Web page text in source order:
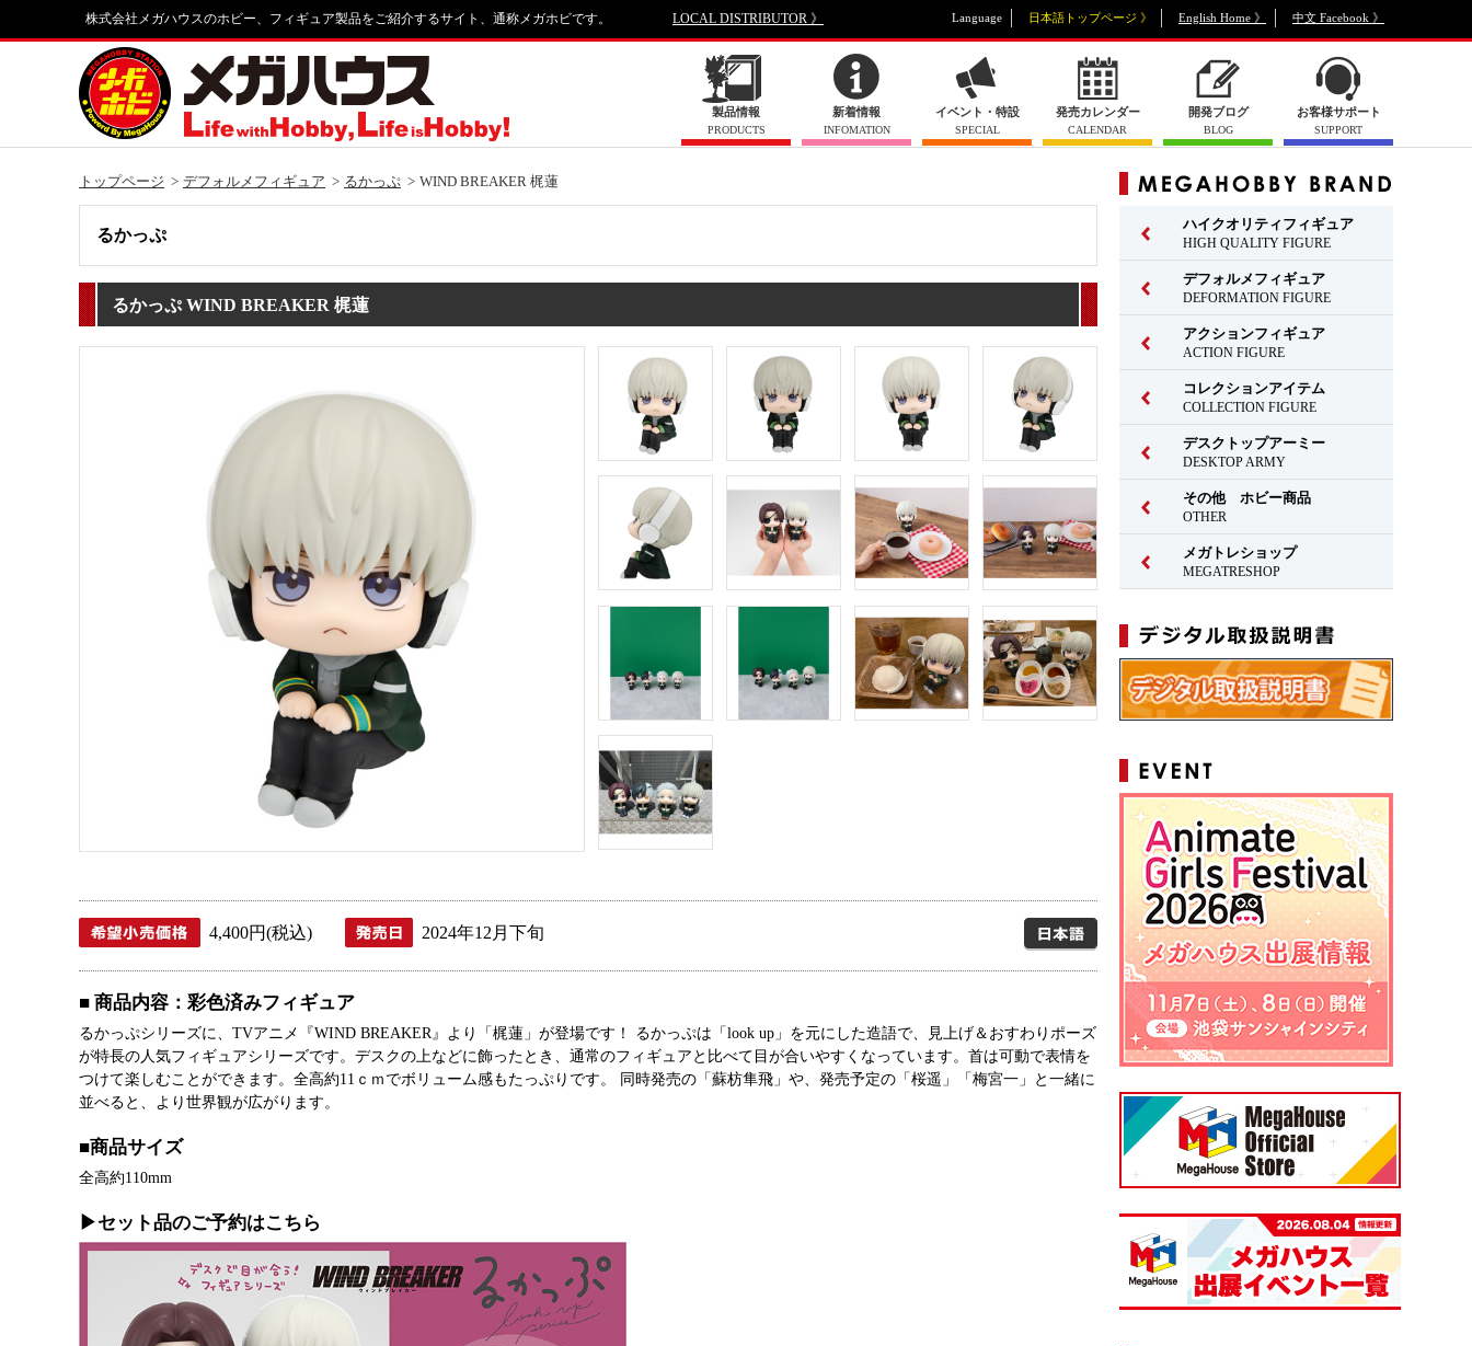
株式会社メガハウスのホビー、フィギュア製品をご紹介するサイト、通称メガホビです。 LOCAL DISTRIBUTOR 》 Language 日本語トップページ 》 English Home 》 中文 Facebook 》
製品情報
PRODUCTS
新着情報
INFOMATION
イベント・特設
SPECIAL
発売カレンダー
CALENDAR
開発ブログ
BLOG
お客様サポート
SUPPORT
トップページ デフォルメフィギュア るかっぷ WIND BREAKER 梶蓮
るかっぷ
るかっぷ WIND BREAKER 梶蓮
4,400円(税込) 2024年12月下旬 日本語
■ 商品内容：彩色済みフィギュア
るかっぷシリーズに、TVアニメ『WIND BREAKER』より「梶蓮」が登場です！ るかっぷは「look up」を元にした造語で、見上げ＆おすわりポーズ
が特長の人気フィギュアシリーズです。デスクの上などに飾ったとき、通常のフィギュアと比べて目が合いやすくなっています。首は可動で表情を
つけて楽しむことができます。全高約11ｃｍでボリューム感もたっぷりです。 同時発売の「蘇枋隼飛」や、発売予定の「桜遥」「梅宮一」と一緒に
並べると、より世界観が広がります。
■商品サイズ
全高約110mm
▶セット品のご予約はこちら
ハイクオリティフィギュア
HIGH QUALITY FIGURE
デフォルメフィギュア
DEFORMATION FIGURE
アクションフィギュア
ACTION FIGURE
コレクションアイテム
COLLECTION FIGURE
デスクトップアーミー
DESKTOP ARMY
その他 ホビー商品
OTHER
メガトレショップ
MEGATRESHOP